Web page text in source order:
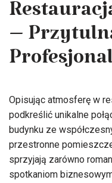
–
Opisując atmosferę w
podkreślić unikalne
budynku ze
przestronne
sprzyjają zarówno
spotkaniom